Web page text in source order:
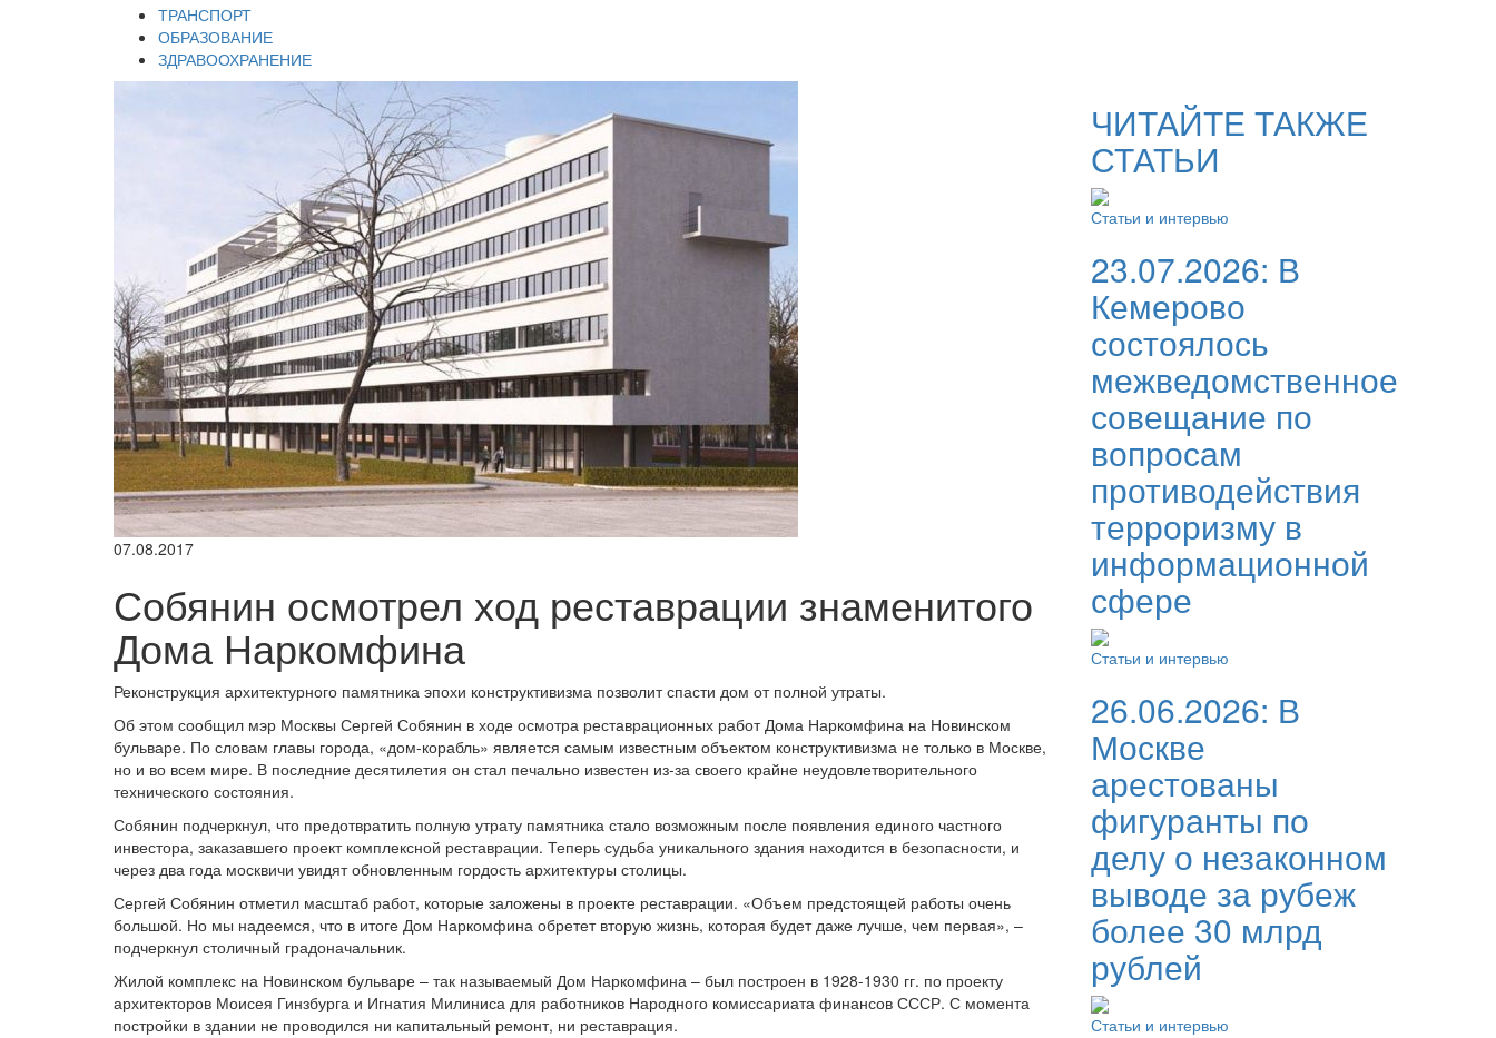
ТРАНСПОРТ
ОБРАЗОВАНИЕ
ЗДРАВООХРАНЕНИЕ
07.08.2017
Собянин осмотрел ход реставрации знаменитого
Дома Наркомфина
Реконструкция архитектурного памятника эпохи конструктивизма позволит спасти дом от полной утраты.
Об этом сообщил мэр Москвы Сергей Собянин в ходе осмотра реставрационных работ Дома Наркомфина на Новинском
бульваре. По словам главы города, «дом-корабль» является самым известным объектом конструктивизма не только в Москве,
но и во всем мире. В последние десятилетия он стал печально известен из-за своего крайне неудовлетворительного
технического состояния.
Собянин подчеркнул, что предотвратить полную утрату памятника стало возможным после появления единого частного
инвестора, заказавшего проект комплексной реставрации. Теперь судьба уникального здания находится в безопасности, и
через два года москвичи увидят обновленным гордость архитектуры столицы.
Сергей Собянин отметил масштаб работ, которые заложены в проекте реставрации. «Объем предстоящей работы очень
большой. Но мы надеемся, что в итоге Дом Наркомфина обретет вторую жизнь, которая будет даже лучше, чем первая», –
подчеркнул столичный градоначальник.
Жилой комплекс на Новинском бульваре – так называемый Дом Наркомфина – был построен в 1928-1930 гг. по проекту
архитекторов Моисея Гинзбурга и Игнатия Милиниса для работников Народного комиссариата финансов СССР. С момента
постройки в здании не проводился ни капитальный ремонт, ни реставрация.
ЧИТАЙТЕ ТАКЖЕ
СТАТЬИ
Статьи и интервью
23.07.2026: В
Кемерово
состоялось
межведомственное
совещание по
вопросам
противодействия
терроризму в
информационной
сфере
Статьи и интервью
26.06.2026: В
Москве
арестованы
фигуранты по
делу о незаконном
выводе за рубеж
более 30 млрд
рублей
Статьи и интервью